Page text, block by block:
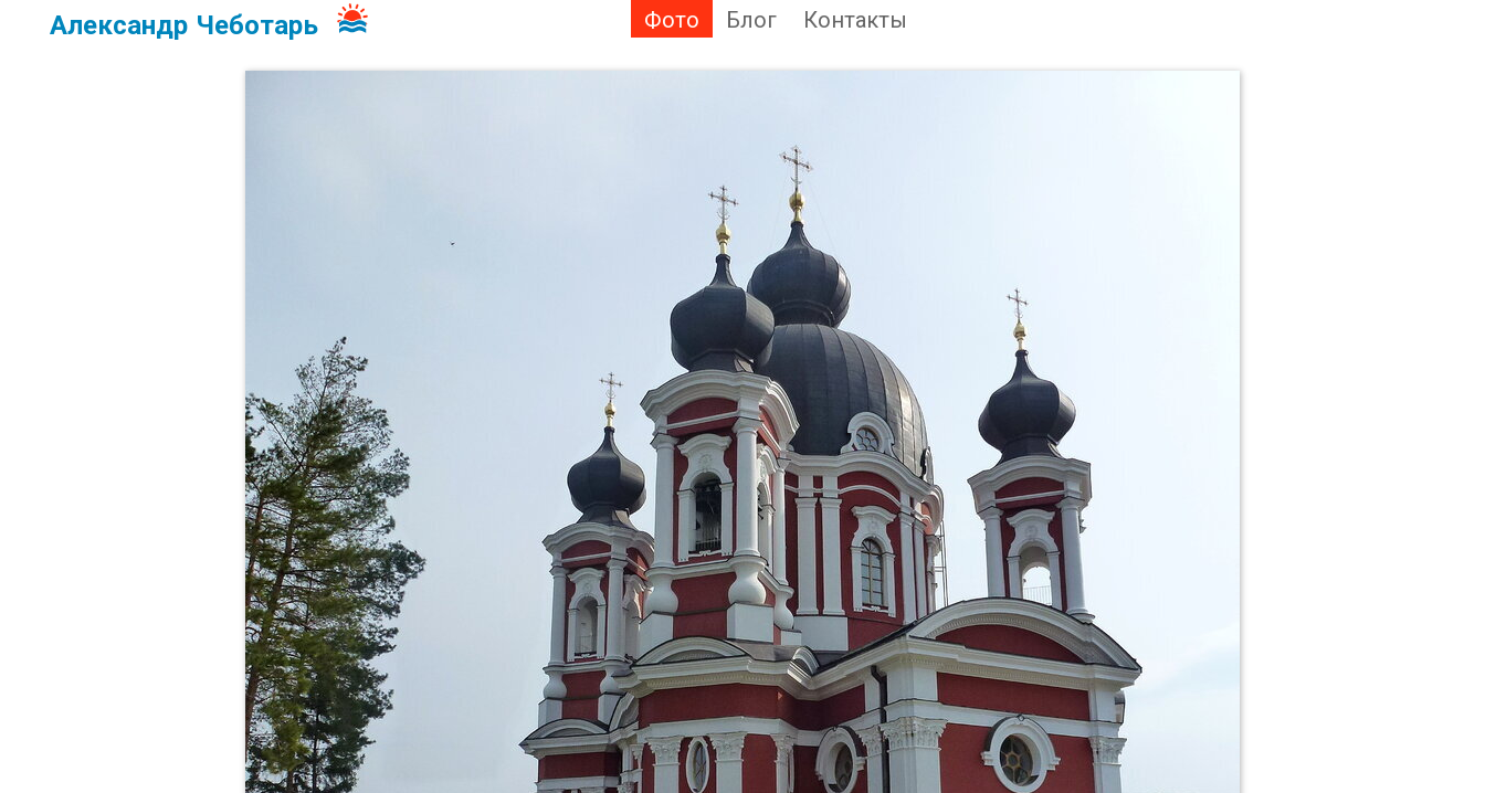
Александр Чеботарь Фото Блог Контакты